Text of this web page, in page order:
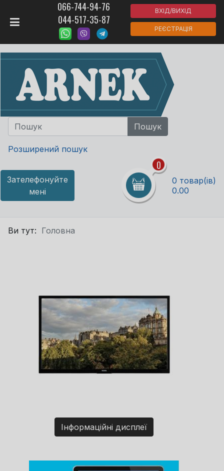
066-744-94-76
044-517-35-87
ВХІД/ВИХІД
РЕЄСТРАЦІЯ
Розширений пошук
Зателефонуйте
мені
0
0 товар(ів)
0.00
Ви тут: Головна
Інформаційні дисплеї